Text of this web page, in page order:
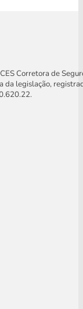
Corretora de
legislação,